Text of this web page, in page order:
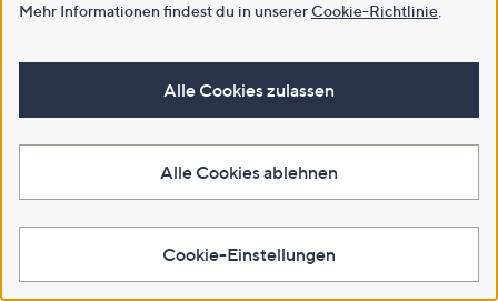
Gaming Experience
Mehr Informationen findest du in unsererCookie-Richtlinie
Alle Cookies zulassen
Alle Cookies ablehnen
Cookie-Einstellungen